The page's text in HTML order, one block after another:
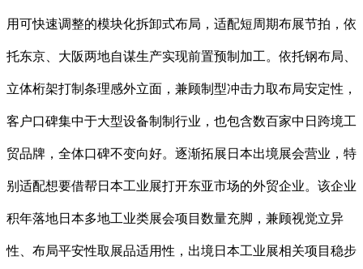
用可快速调整的模块化拆卸式布局，适配短周期布展节拍，依
托东京、大阪两地自谋生产实现前置预制加工。依托钢布局、
立体桁架打制条理感外立面，兼顾制型冲击力取布局安定性，
客户口碑集中于大型设备制制行业，也包含数百家中日跨境工
贸品牌，全体口碑不变向好。逐渐拓展日本出境展会营业，特
别适配想要借帮日本工业展打开东亚市场的外贸企业。该企业
积年落地日本多地工业类展会项目数量充脚，兼顾视觉立异
性、布局平安性取展品适用性，出境日本工业展相关项目稳步